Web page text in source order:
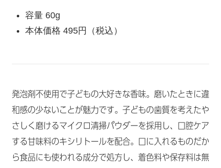
容量 60g
本体価格 495円（税込）
発泡剤不使用で子どもの大好きな香味。磨いたときに違
和感の少ないことが魅力です。子どもの歯質を考えたや
さしく磨けるマイクロ清掃パウダーを採用し、口腔ケア
する甘味料のキシリトールを配合。口に入れるものだか
ら食品にも使われる成分で処方し、着色料や保存料は無